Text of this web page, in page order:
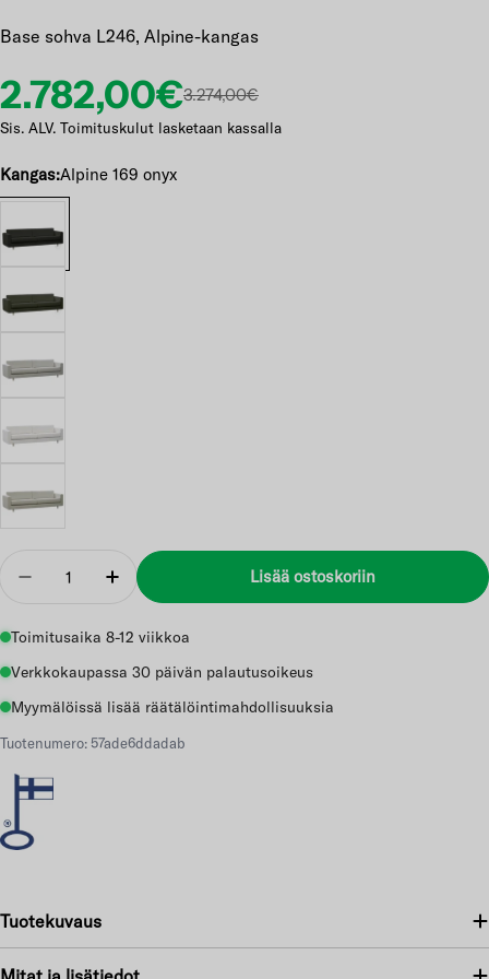
Base sohva L246, Alpine-kangas
Etuhinta
2.782,00€
Normaalihinta
3.274,00€
Sis. ALV. Toimituskulut lasketaan kassalla
Kangas:Alpine 169 onyx
Vähennä Lisää
Lisää ostoskoriin
Toimitusaika 8-12 viikkoa
Verkkokaupassa 30 päivän palautusoikeus
Myymälöissä lisää räätälöintimahdollisuuksia
Tuotenumero: 57ade6ddadab
Tuotekuvaus